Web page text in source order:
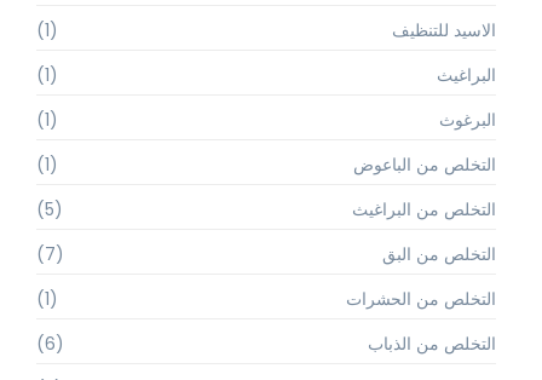
الاسيد للتنظيف
(1)
البراغيث
(1)
البرغوث
(1)
التخلص من الباعوض
(1)
التخلص من البراغيث
(5)
التخلص من البق
(7)
التخلص من الحشرات
(1)
التخلص من الذباب
(6)